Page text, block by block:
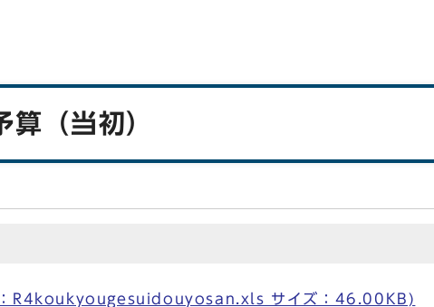
（当初）
：R4koukyougesuidouyosan.xls サイズ：46.00KB)